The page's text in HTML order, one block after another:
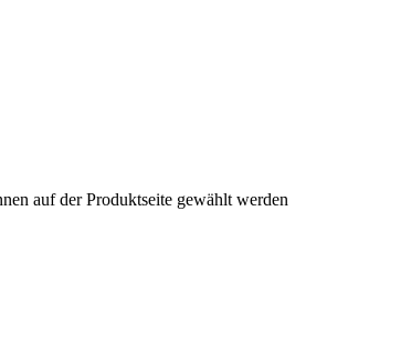
auf der Produktseite gewählt werden